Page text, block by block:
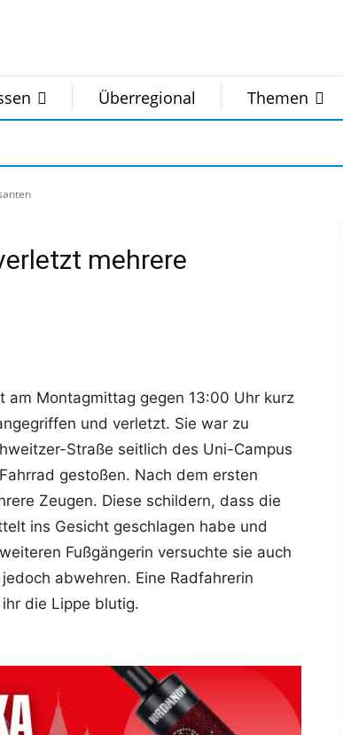
Überregional Themen
mehrere
am Montagmittag gegen 13:00 Uhr kurz
und verletzt. Sie war zu
Straße seitlich des Uni-Campus
gestoßen. Nach dem ersten
Zeugen. Diese schildern, dass die
ins Gesicht geschlagen habe und
Fußgängerin versuchte sie auch
abwehren. Eine Radfahrerin
die Lippe blutig.